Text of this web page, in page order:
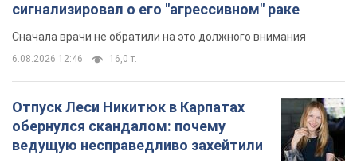
сигнализировал о его "агрессивном" раке
Сначала врачи не обратили на это должного внимания
6.08.2026 12:46 16,0 т.
Отпуск Леси Никитюк в Карпатах
обернулся скандалом: почему
ведущую несправедливо захейтили